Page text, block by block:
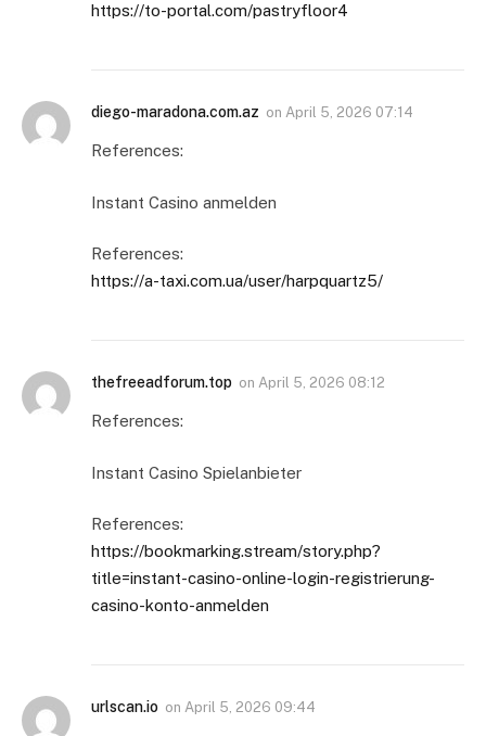
https://to-portal.com/pastryfloor4
diego-maradona.com.az on April 5, 2026 07:14
References:
Instant Casino anmelden
References:
https://a-taxi.com.ua/user/harpquartz5/
thefreeadforum.top on April 5, 2026 08:12
References:
Instant Casino Spielanbieter
References:
https://bookmarking.stream/story.php?
title=instant-casino-online-login-registrierung-
casino-konto-anmelden
urlscan.io on April 5, 2026 09:44